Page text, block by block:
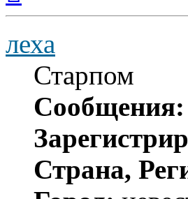
началу
леха
Старпом
Сообщения:
Страна,